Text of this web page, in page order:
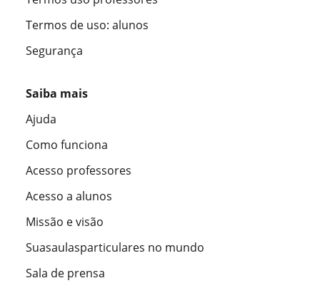
Termos de uso: alunos
Segurança
Saiba mais
Ajuda
Como funciona
Acesso professores
Acesso a alunos
Missão e visão
Suasaulasparticulares no mundo
Sala de prensa